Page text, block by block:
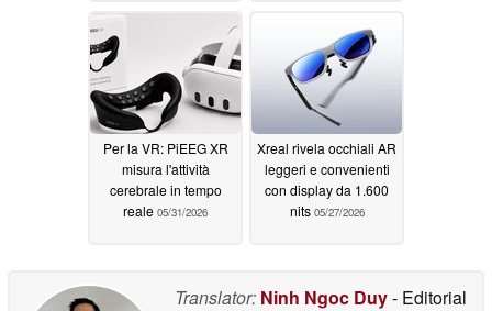
Per la VR: PiEEG XR
misura l'attività
cerebrale in tempo
reale 05/31/2026
Xreal rivela occhiali AR
leggeri e convenienti
con display da 1.600
nits 05/27/2026
Translator: Ninh Ngoc Duy- Editorial